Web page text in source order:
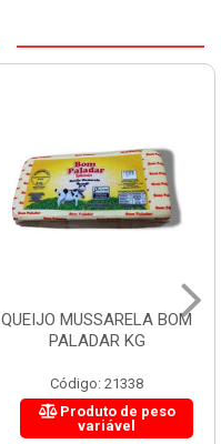
QUEIJO MUSSARELA BOM
PALADAR KG
Código: 21338
Produto de peso
variável